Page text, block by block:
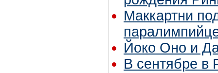
Маккартни
Йоко Оно и
В сентябре в